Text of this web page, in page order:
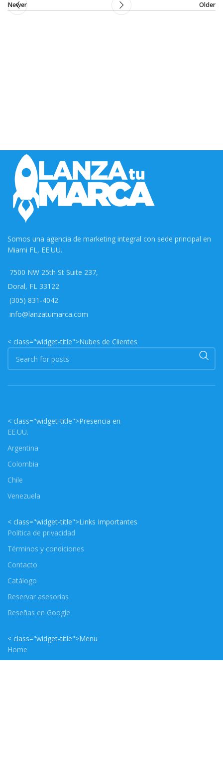
Newer Older
Somos una agencia de marketing integral con sede principal en
Miami FL, EE.UU.
7500 NW 25th St Suite 237,
Doral, FL 33122
(305) 831-4042
info@lanzatumarca.com
< class="widget-title">Nubes de Clientes
< class="widget-title">Presencia en
EE.UU.
Argentina
Colombia
Chile
Venezuela
< class="widget-title">Links Importantes
Política de privacidad
Términos y condiciones
Contacto
Catálogo
Reservar asesorías
Reseñas en Google
< class="widget-title">Menu
Home